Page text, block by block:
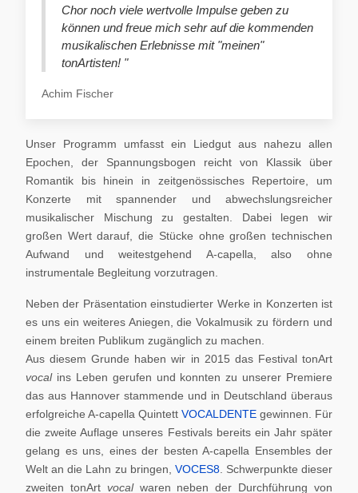
Chor noch viele wertvolle Impulse geben zu
können und freue mich sehr auf die kommenden
musikalischen Erlebnisse mit "meinen"
tonArtisten! "
Achim Fischer
Unser Programm umfasst ein Liedgut aus nahezu allen
Epochen, der Spannungsbogen reicht von Klassik über
Romantik bis hinein in zeitgenössisches Repertoire, um
Konzerte mit spannender und abwechslungsreicher
musikalischer Mischung zu gestalten. Dabei legen wir
großen Wert darauf, die Stücke ohne großen technischen
Aufwand und weitestgehend A-capella, also ohne
instrumentale Begleitung vorzutragen.
Neben der Präsentation einstudierter Werke in Konzerten ist
es uns ein weiteres Aniegen, die Vokalmusik zu fördern und
einem breiten Publikum zugänglich zu machen.
Aus diesem Grunde haben wir in 2015 das Festival tonArt
vocal ins Leben gerufen und konnten zu unserer Premiere
das aus Hannover stammende und in Deutschland überaus
erfolgreiche A-capella Quintett VOCALDENTE gewinnen. Für
die zweite Auflage unseres Festivals bereits ein Jahr später
gelang es uns, eines der besten A-capella Ensembles der
Welt an die Lahn zu bringen, VOCES8. Schwerpunkte dieser
zweiten tonArt vocalwaren neben der Durchführung von